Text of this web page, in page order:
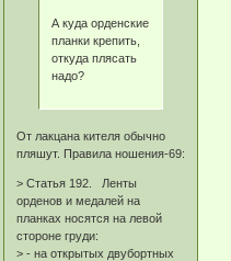
А куда орденские
планки крепить,
откуда плясать
надо?
От лакцана кителя обычно
пляшут. Правила ношения-69:
> Статья 192. Ленты
орденов и медалей на
планках носятся на левой
стороне груди:
> - на открытых двубортных